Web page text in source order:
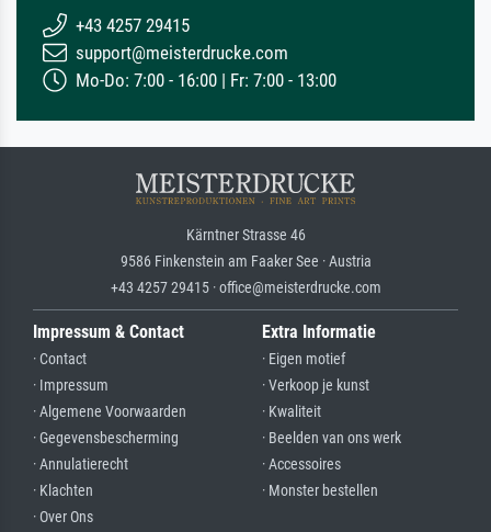
+43 4257 29415
support@meisterdrucke.com
Mo-Do: 7:00 - 16:00 | Fr: 7:00 - 13:00
Kärntner Strasse 46
9586 Finkenstein am Faaker See · Austria
+43 4257 29415 · office@meisterdrucke.com
Impressum & Contact
· Contact
· Impressum
· Algemene Voorwaarden
· Gegevensbescherming
· Annulatierecht
· Klachten
· Over Ons
Extra Informatie
· Eigen motief
· Verkoop je kunst
· Kwaliteit
· Beelden van ons werk
· Accessoires
· Monster bestellen